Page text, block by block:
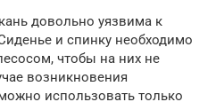
довольно уязвима к
и спинку необходимо
чтобы на них не
возникновения
использовать только